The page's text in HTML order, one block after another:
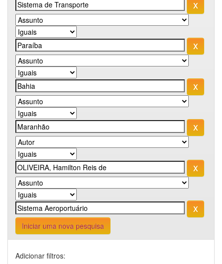
Iniciar uma nova pesquisa
Adicionar filtros: